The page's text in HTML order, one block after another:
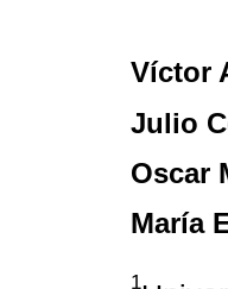
Víctor
Julio
Oscar
María
1